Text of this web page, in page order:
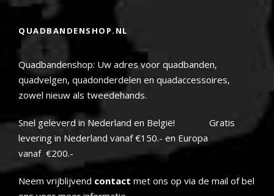
QUADBANDENSHOP.NL
Quadbandenshop: Uw adres voor quadbanden,
quadvelgen, quadonderdelen en quadaccessoires,
zowel nieuw als tweedehands.
Snel geleverd in Nederland en België! Gratis
levering in Nederland vanaf €150.- en Europa
vanaf €200.-
Neem vrijblijvend contact met ons op via de mail of bel